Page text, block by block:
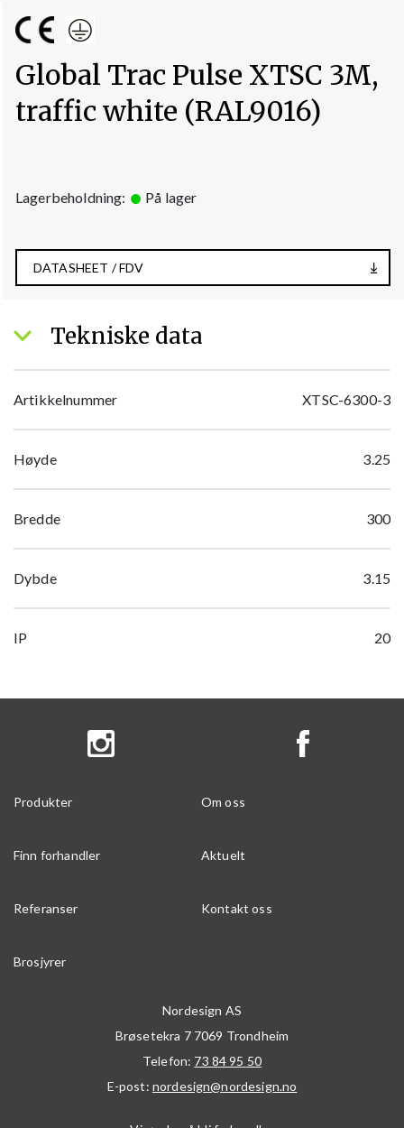
Global Trac Pulse XTSC 3M,
traffic white (RAL9016)
Lagerbeholdning: På lager
DATASHEET / FDV
Tekniske data
Artikkelnummer XTSC-6300-3
Høyde 3.25
Bredde 300
Dybde 3.15
IP 20
Produkter Om oss
Finn forhandler Aktuelt
Referanser Kontakt oss
Brosjyrer
Nordesign AS
Brøsetekra 7 7069 Trondheim
Telefon: 73 84 95 50
E-post: nordesign@nordesign.no